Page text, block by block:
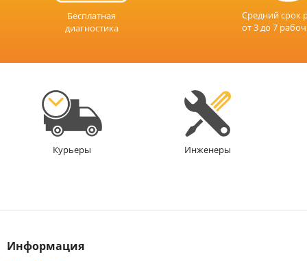
Бесплатная
диагностика
Средний срок
от 3 до 7
Курьеры Инженеры
Информация